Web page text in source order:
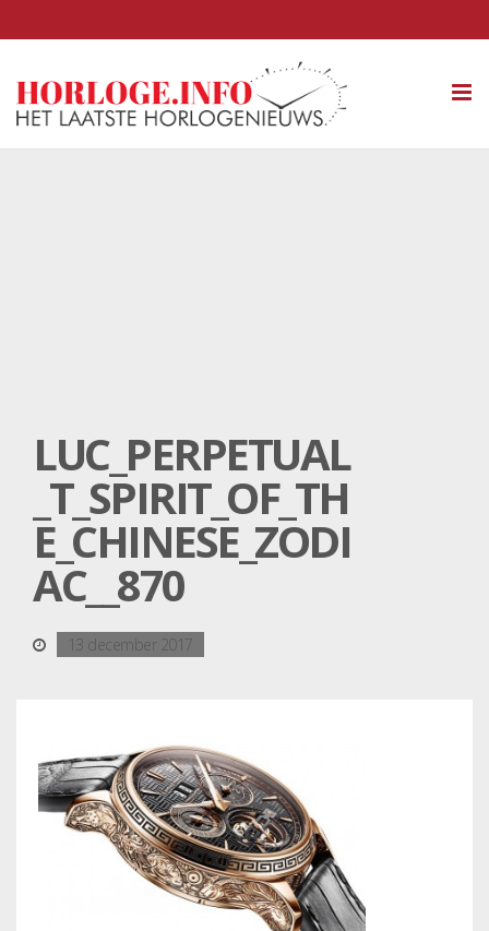
LUC_PERPETUAL
_T_SPIRIT_OF_TH
E_CHINESE_ZODI
AC__870
13 december 2017